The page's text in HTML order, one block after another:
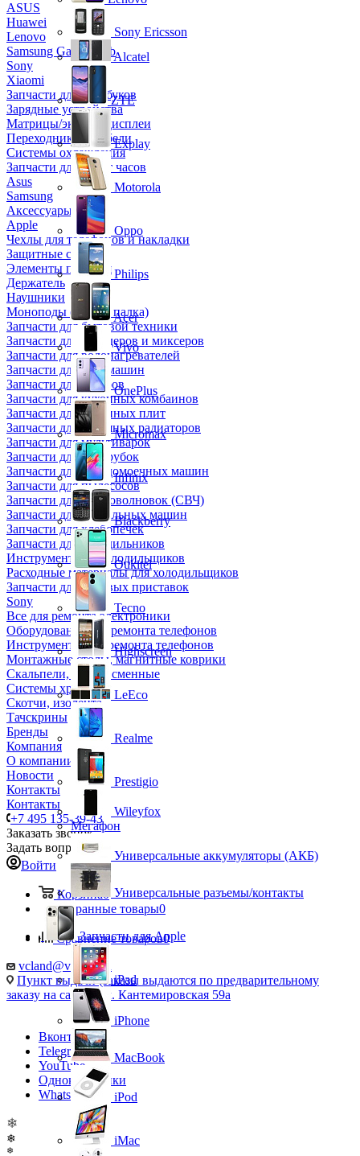
ASUS
Huawei
Lenovo
Samsung Galaxy Tab
Sony
Xiaomi
Запчасти для ноутбуков
Зарядные устройства
Матрицы/экраны/дисплеи
Переходники и кабели
Системы охлаждения
Запчасти для смарт часов
Asus
Samsung
Аксессуары
Apple
Чехлы для телефонов и накладки
Защитные стекла
Элементы питания
Держатель
Наушники
Моноподы (Селфи палка)
Запчасти для бытовой техники
Запчасти для блендеров и миксеров
Запчасти для водонагревателей
Запчасти для кофемашин
Запчасти для кулеров
Запчасти для кухонных комбаинов
Запчасти для кухонных плит
Запчасти для масляных радиаторов
Запчасти для мультиварок
Запчасти для мясорубок
Запчасти для посудомоечных машин
Запчасти для пылесосов
Запчасти для микроволновок (СВЧ)
Запчасти для стиральных машин
Запчасти для хлебопечек
Запчасти для холодильников
Инструмент для холодильщиков
Расходные материалы для холодильщиков
Запчасти для игровых приставок
Sony
Все для ремонта электроники
Оборудование для ремонта телефонов
Инструменты для ремонта телефонов
Монтажные столы, магнитные коврики
Скальпели, лезвия сменные
Системы хранения
Скотчи, изолента
Тачскрины
Бренды
Компания
О компании
Новости
Контакты
Контакты
+7 495 135-39-43
Заказать звонок
Задать вопрос
Войти
Корзина0
Избранные товары0
Сравнение товаров0
vcland@vcland.ru
Пункт выдачи (заказы выдаются по предварительному
заказу на сайте), ул. Кантемировская 59а
Вконтакте
Telegram
YouTube
Одноклассники
WhatsApp
❄
❄
❄
Sony Ericsson
Alcatel
ZTE
Explay
Motorola
Oppo
Philips
Acer
Vivo
OnePlus
Micromax
Infinix
Blackberry
Oukitel
Tecno
Highscreen
LeEco
Realme
Prestigio
Wileyfox
Мегафон
Универсальные аккумуляторы (АКБ)
Универсальные разъемы/контакты
Запчасти для Apple
iPad
iPhone
MacBook
iPod
iMac